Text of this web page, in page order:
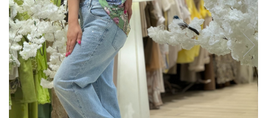
Costume de baie